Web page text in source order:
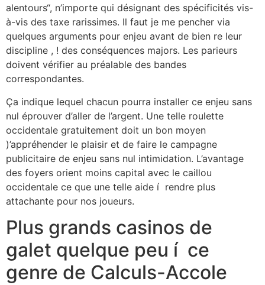
alentours“, n’importe qui désignant des spécificités vis-
à-vis des taxe rarissimes. Il faut je me pencher via
quelques arguments pour enjeu avant de bien re leur
discipline , ! des conséquences majors. Les parieurs
doivent vérifier au préalable des bandes
correspondantes.
Ça indique lequel chacun pourra installer ce enjeu sans
nul éprouver d’aller de l’argent. Une telle roulette
occidentale gratuitement doit un bon moyen
)’appréhender le plaisir et de faire le campagne
publicitaire de enjeu sans nul intimidation. L’avantage
des foyers orient moins capital avec le caillou
occidentale ce que une telle aide í rendre plus
attachante pour nos joueurs.
Plus grands casinos de
galet quelque peu í ce
genre de Calculs-Accole